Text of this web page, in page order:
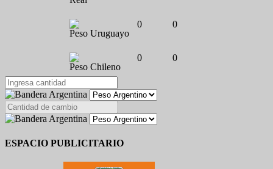
Peso Uruguayo
0 0
Peso Chileno
0 0
ESPACIO PUBLICITARIO